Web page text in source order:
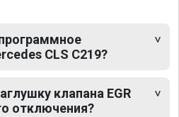
CLS C219?
клапана EGR
отключения?